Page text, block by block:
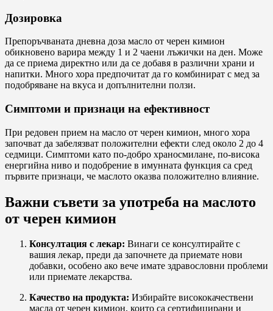
Дозировка
Препоръчваната дневна доза масло от черен кимион
обикновено варира между 1 и 2 чаени лъжички на ден. Може
да се приема директно или да се добавя в различни храни и
напитки. Много хора предпочитат да го комбинират с мед за
подобряване на вкуса и допълнителни ползи.
Симптоми и признаци на ефективност
При редовен прием на масло от черен кимион, много хора
започват да забелязват положителни ефекти след около 2 до 4
седмици. Симптоми като по-добро храносмилане, по-висока
енергийна ниво и подобрение в имунната функция са сред
първите признаци, че маслото оказва положително влияние.
Важни съвети за употреба на маслото
от черен кимион
Консултация с лекар: Винаги се консултирайте с
вашия лекар, преди да започнете да приемате нови
добавки, особено ако вече имате здравословни проблеми
или приемате лекарства.
Качество на продукта: Избирайте висококачествени
масла от черен кимион, които са сертифицирани и